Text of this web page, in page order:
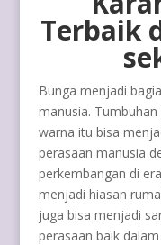
Terbaik
Bunga menjadi
manusia.
warna itu bisa
perasaan manusia
perkembangan di
menjadi hiasan
juga bisa menjadi
perasaan baik